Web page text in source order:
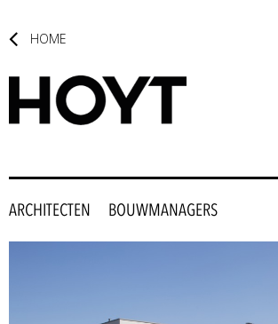
HOME
ARCHITECTEN BOUWMANAGERS